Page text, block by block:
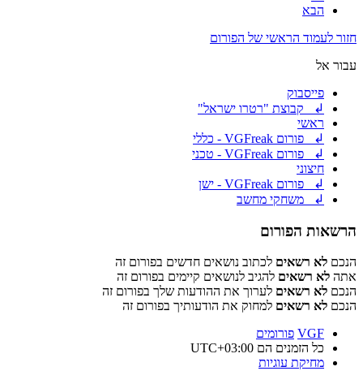
הבא
חזור לעמוד הראשי של הפורום
עבור אל
פייסבוק
↲ קבוצת "רטרו ישראל"
ראשי
↲ פורום VGFreak - כללי
↲ פורום VGFreak - טכני
חיצוני
↲ פורום VGFreak - ישן
↲ משחקי מחשב
הרשאות הפורום
הנכם לא רשאים לכתוב נושאים חדשים בפורום זה
אתה לא רשאים להגיב לנושאים קיימים בפורום זה
הנכם לא רשאים לערוך את ההודעות שלך בפורום זה
הנכם לא רשאים למחוק את הודעותיך בפורום זה
VGF פורומים
כל הזמנים הם UTC+03:00
מחיקת עוגיות